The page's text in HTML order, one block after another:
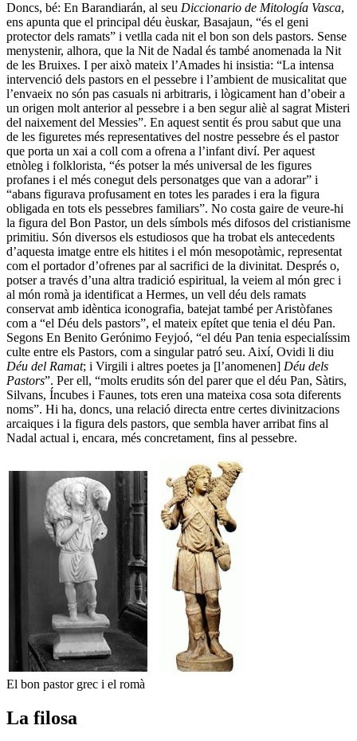
Doncs, bé: En Barandiarán, al seu Diccionario de Mitología Vasca,
ens apunta que el principal déu èuskar, Basajaun, “és el geni
protector dels ramats” i vetlla cada nit el bon son dels pastors. Sense
menystenir, alhora, que la Nit de Nadal és també anomenada la Nit
de les Bruixes. I per això mateix l’Amades hi insistia: “La intensa
intervenció dels pastors en el pessebre i l’ambient de musicalitat que
l’envaeix no són pas casuals ni arbitraris, i lògicament han d’obeir a
un origen molt anterior al pessebre i a ben segur aliè al sagrat Misteri
del naixement del Messies”. En aquest sentit és prou sabut que una
de les figuretes més representatives del nostre pessebre és el pastor
que porta un xai a coll com a ofrena a l’infant diví. Per aquest
etnòleg i folklorista, “és potser la més universal de les figures
profanes i el més conegut dels personatges que van a adorar” i
“abans figurava profusament en totes les parades i era la figura
obligada en tots els pessebres familiars”. No costa gaire de veure-hi
la figura del Bon Pastor, un dels símbols més difosos del cristianisme
primitiu. Són diversos els estudiosos que ha trobat els antecedents
d’aquesta imatge entre els hitites i el món mesopotàmic, representat
com el portador d’ofrenes par al sacrifici de la divinitat. Després o,
potser a través d’una altra tradició espiritual, la veiem al món grec i
al món romà ja identificat a Hermes, un vell déu dels ramats
conservat amb idèntica iconografia, batejat també per Aristòfanes
com a “el Déu dels pastors”, el mateix epítet que tenia el déu Pan.
Segons En Benito Gerónimo Feyjoó, “el déu Pan tenia especialíssim
culte entre els Pastors, com a singular patró seu. Així, Ovidi li diu
Déu del Ramat; i Virgili i altres poetes ja [l’anomenen] Déu dels
Pastors”. Per ell, “molts erudits són del parer que el déu Pan, Sàtirs,
Silvans, Íncubes i Faunes, tots eren una mateixa cosa sota diferents
noms”. Hi ha, doncs, una relació directa entre certes divinitzacions
arcaiques i la figura dels pastors, que sembla haver arribat fins al
Nadal actual i, encara, més concretament, fins al pessebre.
El bon pastor grec i el romà
La filosa